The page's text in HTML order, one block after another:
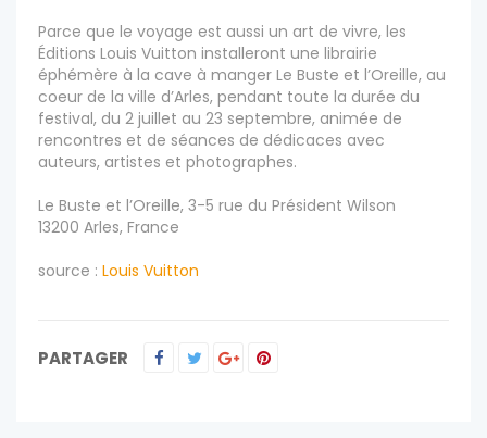
Parce que le voyage est aussi un art de vivre, les
Éditions Louis Vuitton installeront une librairie
éphémère à la cave à manger Le Buste et l’Oreille, au
coeur de la ville d’Arles, pendant toute la durée du
festival, du 2 juillet au 23 septembre, animée de
rencontres et de séances de dédicaces avec
auteurs, artistes et photographes.
Le Buste et l’Oreille, 3-5 rue du Président Wilson
13200 Arles, France
source : Louis Vuitton
PARTAGER